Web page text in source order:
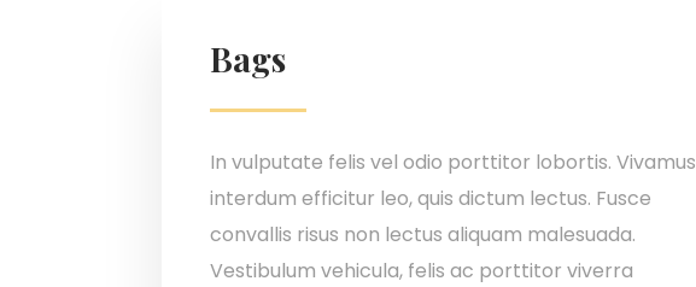
Bags
In vulputate felis vel odio porttitor lobortis. Vivamus
interdum efficitur leo, quis dictum lectus. Fusce
convallis risus non lectus aliquam malesuada.
Vestibulum vehicula, felis ac porttitor viverra